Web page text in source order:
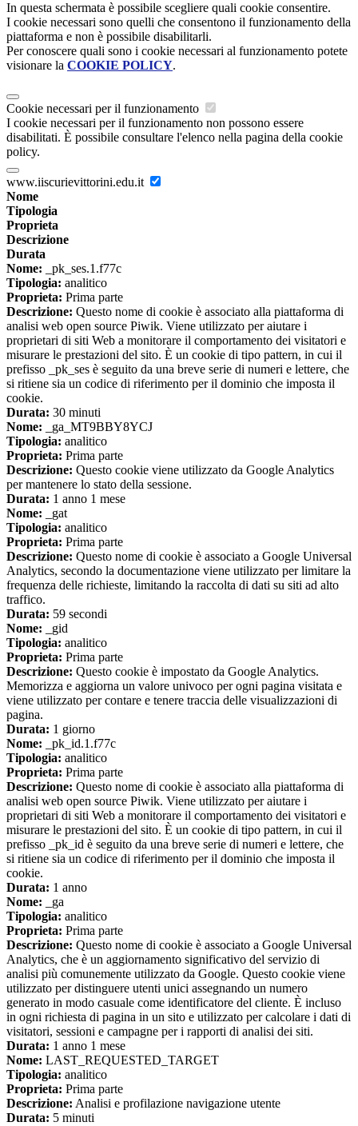
In questa schermata è possibile scegliere quali cookie consentire.
I cookie necessari sono quelli che consentono il funzionamento della
piattaforma e non è possibile disabilitarli.
Per conoscere quali sono i cookie necessari al funzionamento potete
visionare la COOKIE POLICY.
Cookie necessari per il funzionamento
I cookie necessari per il funzionamento non possono essere
disabilitati. È possibile consultare l'elenco nella pagina della cookie
policy.
www.iiscurievittorini.edu.it
Nome
Tipologia
Proprieta
Descrizione
Durata
Nome: _pk_ses.1.f77c
Tipologia: analitico
Proprieta: Prima parte
Descrizione: Questo nome di cookie è associato alla piattaforma di
analisi web open source Piwik. Viene utilizzato per aiutare i
proprietari di siti Web a monitorare il comportamento dei visitatori e
misurare le prestazioni del sito. È un cookie di tipo pattern, in cui il
prefisso _pk_ses è seguito da una breve serie di numeri e lettere, che
si ritiene sia un codice di riferimento per il dominio che imposta il
cookie.
Durata: 30 minuti
Nome: _ga_MT9BBY8YCJ
Tipologia: analitico
Proprieta: Prima parte
Descrizione: Questo cookie viene utilizzato da Google Analytics
per mantenere lo stato della sessione.
Durata: 1 anno 1 mese
Nome: _gat
Tipologia: analitico
Proprieta: Prima parte
Descrizione: Questo nome di cookie è associato a Google Universal
Analytics, secondo la documentazione viene utilizzato per limitare la
frequenza delle richieste, limitando la raccolta di dati su siti ad alto
traffico.
Durata: 59 secondi
Nome: _gid
Tipologia: analitico
Proprieta: Prima parte
Descrizione: Questo cookie è impostato da Google Analytics.
Memorizza e aggiorna un valore univoco per ogni pagina visitata e
viene utilizzato per contare e tenere traccia delle visualizzazioni di
pagina.
Durata: 1 giorno
Nome: _pk_id.1.f77c
Tipologia: analitico
Proprieta: Prima parte
Descrizione: Questo nome di cookie è associato alla piattaforma di
analisi web open source Piwik. Viene utilizzato per aiutare i
proprietari di siti Web a monitorare il comportamento dei visitatori e
misurare le prestazioni del sito. È un cookie di tipo pattern, in cui il
prefisso _pk_id è seguito da una breve serie di numeri e lettere, che
si ritiene sia un codice di riferimento per il dominio che imposta il
cookie.
Durata: 1 anno
Nome: _ga
Tipologia: analitico
Proprieta: Prima parte
Descrizione: Questo nome di cookie è associato a Google Universal
Analytics, che è un aggiornamento significativo del servizio di
analisi più comunemente utilizzato da Google. Questo cookie viene
utilizzato per distinguere utenti unici assegnando un numero
generato in modo casuale come identificatore del cliente. È incluso
in ogni richiesta di pagina in un sito e utilizzato per calcolare i dati di
visitatori, sessioni e campagne per i rapporti di analisi dei siti.
Durata: 1 anno 1 mese
Nome: LAST_REQUESTED_TARGET
Tipologia: analitico
Proprieta: Prima parte
Descrizione: Analisi e profilazione navigazione utente
Durata: 5 minuti